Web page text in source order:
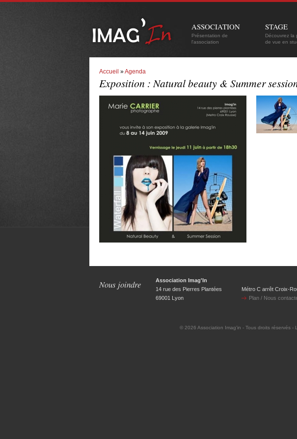
ASSOCIATION
Présentation de
l'association
STAGE
Découvrez la
de vue en
Accueil »Agenda
Exposition : Natural beauty & Summer
Nous joindre
Association Imag'In
14 rue des Pierres Plantées
69001 Lyon
Métro C arrêt Croix-
Plan / Nous
© 2026 Association Imag'in - Tous droits réservés -